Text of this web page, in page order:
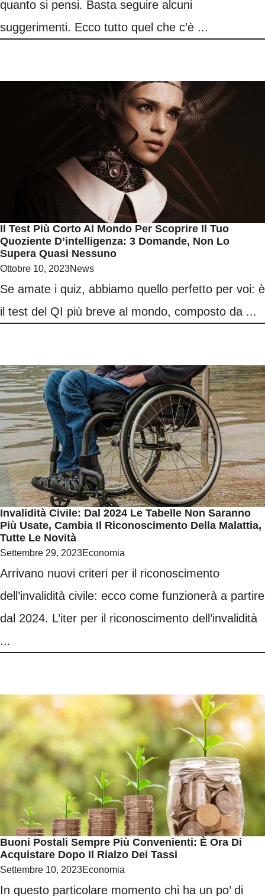
quanto si pensi. Basta seguire alcuni
suggerimenti. Ecco tutto quel che c’è ...
Il Test Più Corto Al Mondo Per Scoprire Il Tuo
Quoziente D’intelligenza: 3 Domande, Non Lo
Supera Quasi Nessuno
Ottobre 10, 2023News
Se amate i quiz, abbiamo quello perfetto per voi: è
il test del QI più breve al mondo, composto da ...
Invalidità Civile: Dal 2024 Le Tabelle Non Saranno
Più Usate, Cambia Il Riconoscimento Della Malattia,
Tutte Le Novità
Settembre 29, 2023Economia
Arrivano nuovi criteri per il riconoscimento
dell’invalidità civile: ecco come funzionerà a partire
dal 2024. L’iter per il riconoscimento dell’invalidità
...
Buoni Postali Sempre Più Convenienti: È Ora Di
Acquistare Dopo Il Rialzo Dei Tassi
Settembre 10, 2023Economia
In questo particolare momento chi ha un po’ di